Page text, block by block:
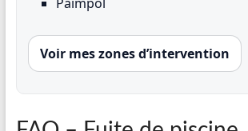
Voir mes zones d’intervention